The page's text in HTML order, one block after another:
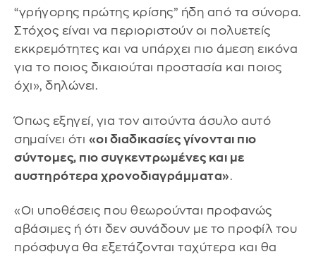
“γρήγορης πρώτης κρίσης” ήδη από τα σύνορα.
Στόχος είναι να περιοριστούν οι πολυετείς
εκκρεμότητες και να υπάρχει πιο άμεση εικόνα
για το ποιος δικαιούται προστασία και ποιος
όχι», δηλώνει.
Όπως εξηγεί, για τον αιτούντα άσυλο αυτό
σημαίνει ότι «οι διαδικασίες γίνονται πιο
σύντομες, πιο συγκεντρωμένες και με
αυστηρότερα χρονοδιαγράμματα».
«Οι υποθέσεις που θεωρούνται προφανώς
αβάσιμες ή ότι δεν συνάδουν με το προφίλ του
πρόσφυγα θα εξετάζονται ταχύτερα και θα